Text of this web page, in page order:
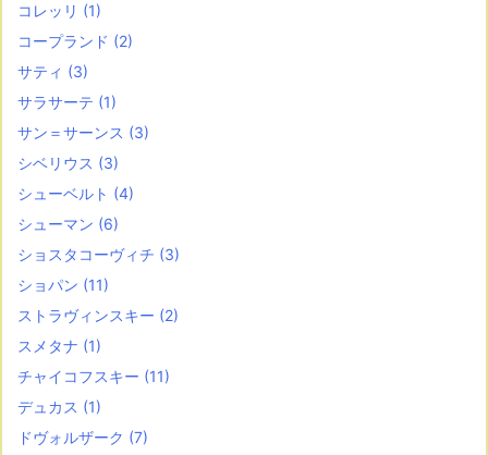
コレッリ (1)
コープランド (2)
サティ (3)
サラサーテ (1)
サン＝サーンス (3)
シベリウス (3)
シューベルト (4)
シューマン (6)
ショスタコーヴィチ (3)
ショパン (11)
ストラヴィンスキー (2)
スメタナ (1)
チャイコフスキー (11)
デュカス (1)
ドヴォルザーク (7)